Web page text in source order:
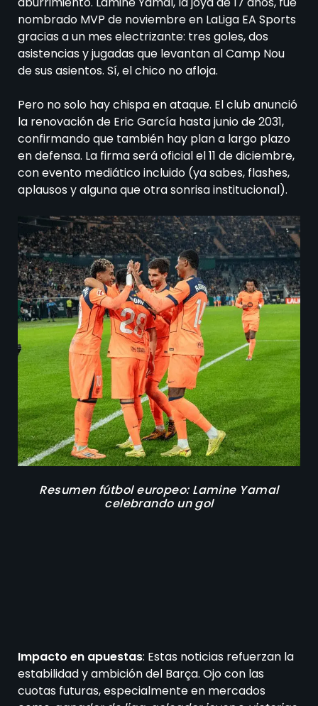
nombrado MVP de noviembre en LaLiga EA Sports
gracias a un mes electrizante: tres goles, dos
asistencias y jugadas que levantan al Camp Nou
de sus asientos. Sí, el chico no afloja.
Pero no solo hay chispa en ataque. El club anunció
la renovación de Eric García hasta junio de 2031,
confirmando que también hay plan a largo plazo
en defensa. La firma será oficial el 11 de diciembre,
con evento mediático incluido (ya sabes, flashes,
aplausos y alguna que otra sonrisa institucional).
Resumen fútbol europeo: Lamine Yamal
celebrando un gol
Impacto en apuestas: Estas noticias refuerzan la
estabilidad y ambición del Barça. Ojo con las
cuotas futuras, especialmente en mercados